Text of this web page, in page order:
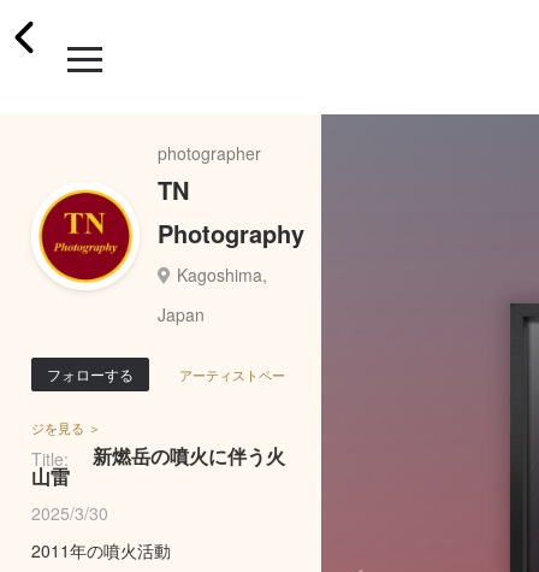
photographer
TN
Photography
Kagoshima,
Japan
フォローする アーティストペー
ジを見る ＞
Title: 新燃岳の噴火に伴う火
山雷
2025/3/30
2011年の噴火活動